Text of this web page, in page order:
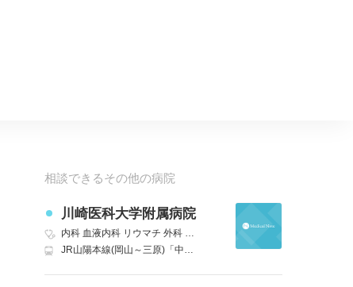
相談できるその他の病院
川崎医科大学附属病院
内科 血液内科 リウマチ 外科 精神科 脳神経外科
JR山陽本線(岡山～三原)「中庄」 徒歩10分